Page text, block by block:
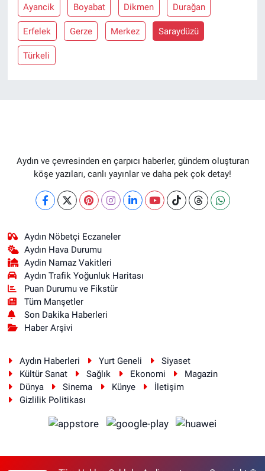
Ayancik Boyabat Dikmen Durağan
Erfelek Gerze Merkez Saraydüzü
Türkeli
Aydın ve çevresinden en çarpıcı haberler, gündem oluşturan
köşe yazıları, canlı yayınlar ve daha pek çok detay!
Aydın Nöbetçi Eczaneler
Aydın Hava Durumu
Aydin Namaz Vakitleri
Aydın Trafik Yoğunluk Haritası
Puan Durumu ve Fikstür
Tüm Manşetler
Son Dakika Haberleri
Haber Arşivi
Aydın Haberleri Yurt Geneli
Siyaset
Kültür Sanat
Sağlık Ekonomi
Magazin
Dünya
Sinema Künye
İletişim
Gizlilik Politikası